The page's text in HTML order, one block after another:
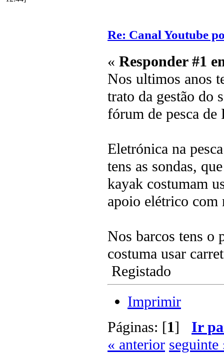
Re: Canal Youtube
« Responder #1
Nos ultimos anos
trato da gestão do
fórum de pesca de
Eletrónica na
tens as sondas,
kayak costumam
apoio elétrico com
Nos barcos tens o
costuma usar
Registado
Imprimir
Páginas: [1] Ir
« anterior seguinte